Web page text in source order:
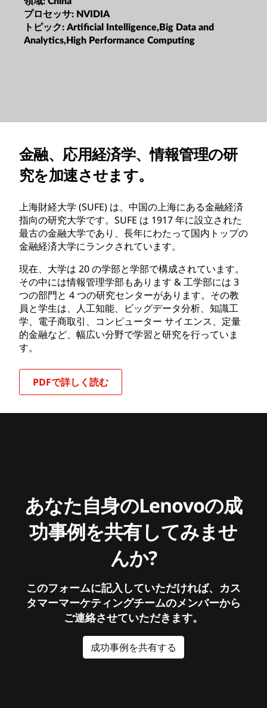
プロセッサ: NVIDIA
トピック: Artificial Intelligence,Big Data and
Analytics,High Performance Computing
金融、応用経済学、情報管理の研
究を加速させます。
上海財経大学 (SUFE) は、中国の上海にある金融経済
指向の研究大学です。SUFE は 1917 年に設立された
最古の金融大学であり、長年にわたって国内トップの
金融経済大学にランクされています。
現在、大学は 20 の学部と学部で構成されています。
その中には情報管理学部もあります & 工学部には 3
つの部門と 4 つの研究センターがあります。その教
員と学生は、人工知能、ビッグデータ分析、知識工
学、電子商取引、コンピューター サイエンス、定量
的金融など、幅広い分野で学習と研究を行っていま
す。
PDFで詳しく読む
あなた自身のLenovoの成
功事例を共有してみませ
んか?
このフォームに記入していただければ、カス
タマーマーケティングチームのメンバーから
ご連絡させていただきます。
成功事例を共有する